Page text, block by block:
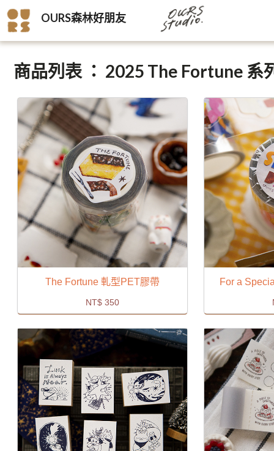
OURS森林好朋友
商品列表 ： 2025 The Fortune 系
The Fortune 軋型PET膠帶
NT$ 350
For a